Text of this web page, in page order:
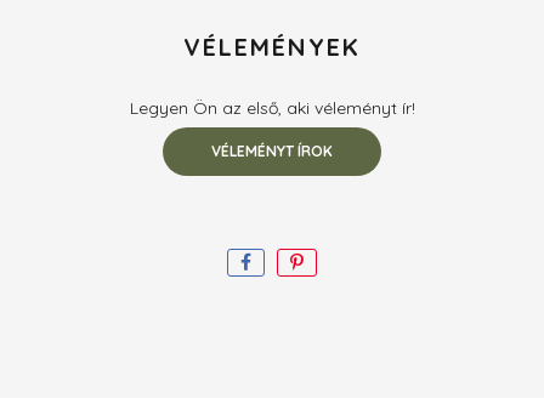
VÉLEMÉNYEK
Legyen Ön az első, aki véleményt ír!
VÉLEMÉNYT ÍROK